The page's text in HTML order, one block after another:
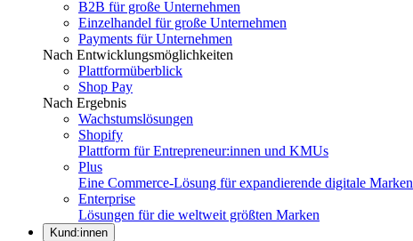
B2B für große Unternehmen
Einzelhandel für große Unternehmen
Payments für Unternehmen
Nach Entwicklungsmöglichkeiten
Plattformüberblick
Shop Pay
Nach Ergebnis
Wachstumslösungen
Shopify
Plattform für Entrepreneur:innen und KMUs
Plus
Eine Commerce-Lösung für expandierende digitale Marken
Enterprise
Lösungen für die weltweit größten Marken
Kund:innen